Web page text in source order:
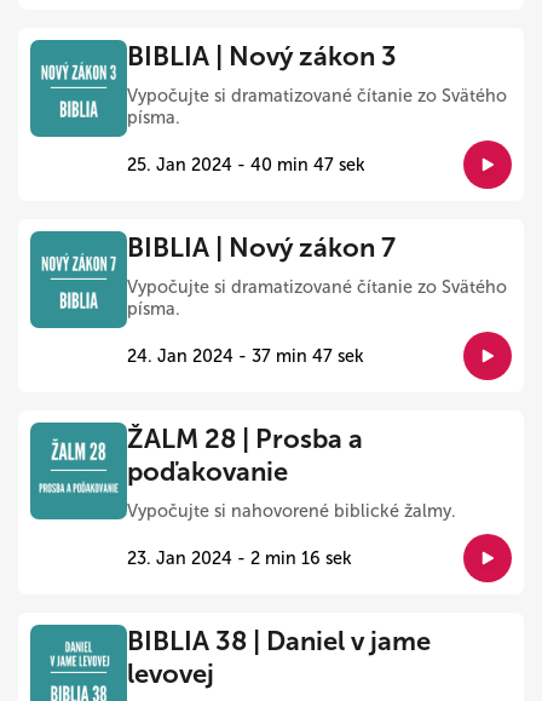
BIBLIA | Nový zákon 3
Vypočujte si dramatizované čítanie zo Svätého
písma.
25. Jan 2024 - 40 min 47 sek
BIBLIA | Nový zákon 7
Vypočujte si dramatizované čítanie zo Svätého
písma.
24. Jan 2024 - 37 min 47 sek
ŽALM 28 | Prosba a
poďakovanie
Vypočujte si nahovorené biblické žalmy.
23. Jan 2024 - 2 min 16 sek
BIBLIA 38 | Daniel v jame
levovej